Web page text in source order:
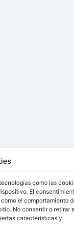
como las
El
el comportamiento
No consentir o retirar
características y